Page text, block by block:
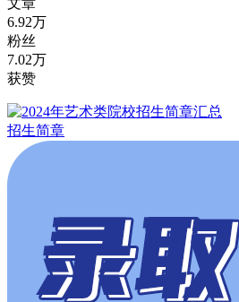
6.92万
粉丝
7.02万
获赞
招生简章